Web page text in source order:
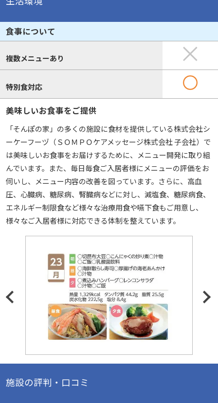
食事について
複数メニューあり
特別食対応
美味しいお食事をご提供
「そんぽの家」の多くの施設に食材を提供している株式会社シ
ーケーフーヅ（ＳＯＭＰＯケアメッセージ株式会社 子会社）で
は美味しいお食事をお届けするために、メニュー開発に取り組
んでいます。また、毎日毎食ご入居者様にメニューの評価をお
伺いし、メニュー内容の改善を図っています。さらに、高血
圧、心臓病、糖尿病、腎臓病などに対し、減塩食、糖尿病食、
エネルギー制限食など様々な治療用食や嚥下食もご用意し、
様々なご入居者様に対応できる体制を整えています。
施設の評判・口コミ